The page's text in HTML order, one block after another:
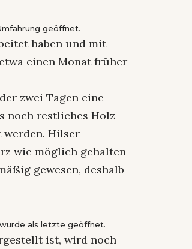
geöffnet.
haben und mit
einen Monat früher
zwei Tagen eine
noch restliches Holz
werden. Hilser
wie möglich gehalten
gewesen, deshalb
als letzte geöffnet.
ist, wird noch